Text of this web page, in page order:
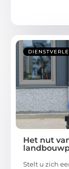
Het nut
Stelt u zich